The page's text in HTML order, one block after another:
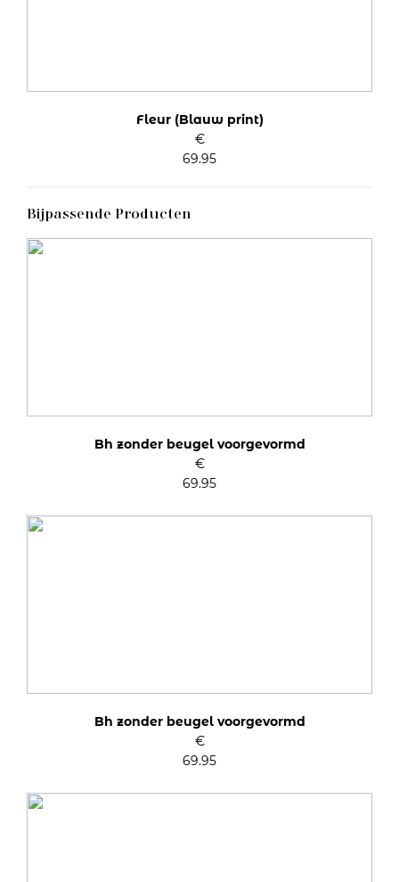
Fleur (Blauw print)
€
69.95
Bijpassende Producten
Bh zonder beugel voorgevormd
€
69.95
Bh zonder beugel voorgevormd
€
69.95